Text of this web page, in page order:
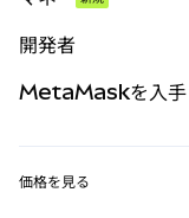
パーペチュアル
RWA
開発者
MetaMaskを入手
価格を見る